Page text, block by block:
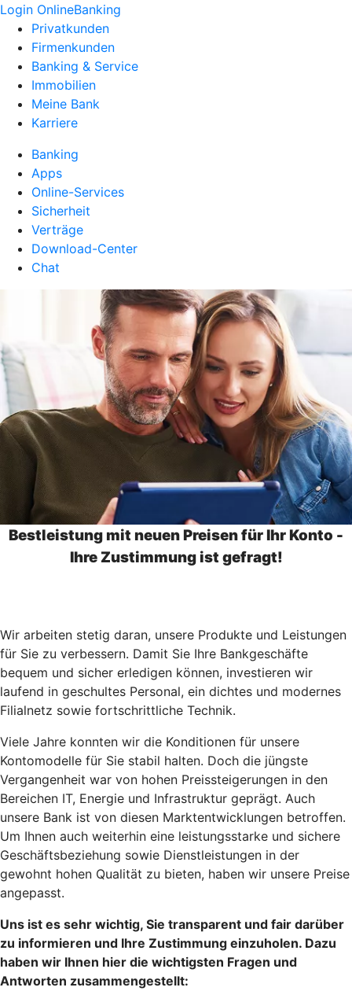
Login OnlineBanking
Privatkunden
Firmenkunden
Banking & Service
Immobilien
Meine Bank
Karriere
Banking
Apps
Online-Services
Sicherheit
Verträge
Download-Center
Chat
Bestleistung mit neuen Preisen für Ihr Konto -
Ihre Zustimmung ist gefragt!
Wir arbeiten stetig daran, unsere Produkte und Leistungen
für Sie zu verbessern. Damit Sie Ihre Bankgeschäfte
bequem und sicher erledigen können, investieren wir
laufend in geschultes Personal, ein dichtes und modernes
Filialnetz sowie fortschrittliche Technik.
Viele Jahre konnten wir die Konditionen für unsere
Kontomodelle für Sie stabil halten. Doch die jüngste
Vergangenheit war von hohen Preissteigerungen in den
Bereichen IT, Energie und Infrastruktur geprägt. Auch
unsere Bank ist von diesen Marktentwicklungen betroffen.
Um Ihnen auch weiterhin eine leistungsstarke und sichere
Geschäftsbeziehung sowie Dienstleistungen in der
gewohnt hohen Qualität zu bieten, haben wir unsere Preise
angepasst.
Uns ist es sehr wichtig, Sie transparent und fair darüber
zu informieren und Ihre Zustimmung einzuholen. Dazu
haben wir Ihnen hier die wichtigsten Fragen und
Antworten zusammengestellt: